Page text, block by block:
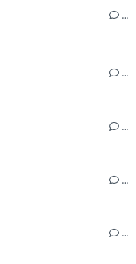
…
…
…
…
…